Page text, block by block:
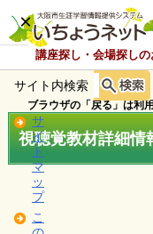
講座探し・会場探しの
×
ホ
ー
ム
知
ら
せ
サイト内検索
サ
イ
ト
マ
ッ
プ
こ
ブラウザの「戻る」は利用
視聴覚教材詳